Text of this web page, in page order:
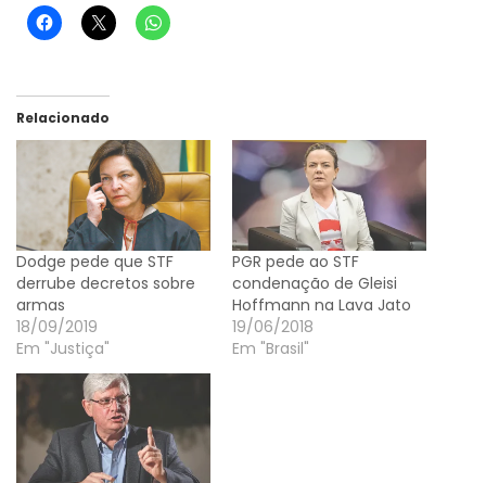
Relacionado
Dodge pede que STF
derrube decretos sobre
armas
18/09/2019
Em "Justiça"
PGR pede ao STF
condenação de Gleisi
Hoffmann na Lava Jato
19/06/2018
Em "Brasil"